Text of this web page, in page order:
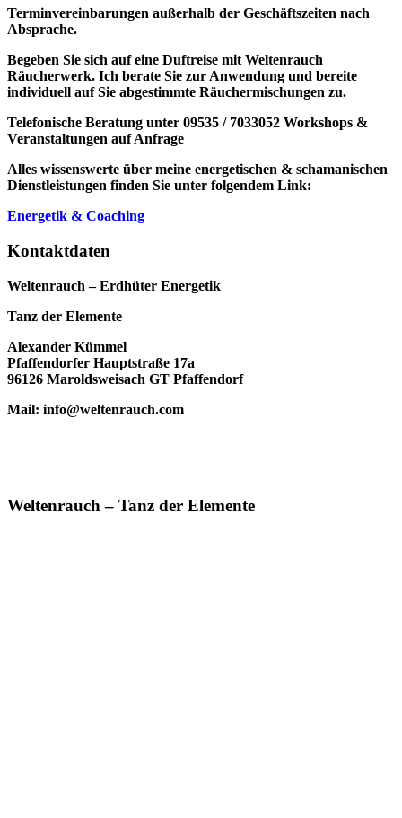
Terminvereinbarungen außerhalb der Geschäftszeiten nach
Absprache.
Begeben Sie sich auf eine Duftreise mit Weltenrauch
Räucherwerk. Ich berate Sie zur Anwendung und bereite
individuell auf Sie abgestimmte Räuchermischungen zu.
Telefonische Beratung unter 09535 / 7033052 Workshops &
Veranstaltungen auf Anfrage
Alles wissenswerte über meine energetischen & schamanischen
Dienstleistungen finden Sie unter folgendem Link:
Energetik & Coaching
Kontaktdaten
Weltenrauch – Erdhüter Energetik
Tanz der Elemente
Alexander Kümmel
Pfaffendorfer Hauptstraße 17a
96126 Maroldsweisach GT Pfaffendorf
Mail: info@weltenrauch.com
Weltenrauch – Tanz der Elemente